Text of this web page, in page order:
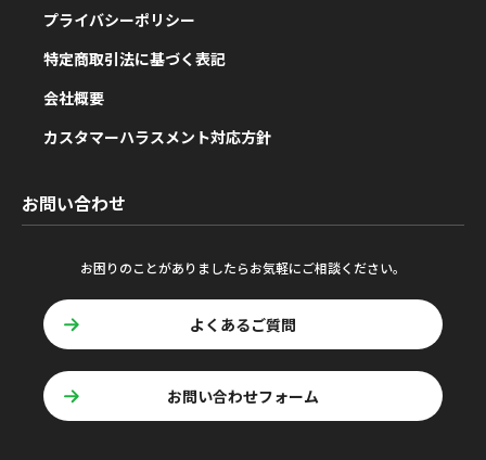
プライバシーポリシー
特定商取引法に基づく表記
会社概要
カスタマーハラスメント対応方針
お問い合わせ
お困りのことがありましたらお気軽にご相談ください。
よくあるご質問
お問い合わせフォーム